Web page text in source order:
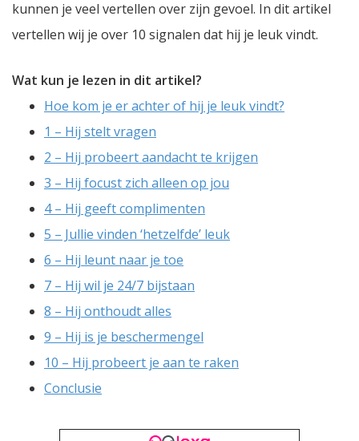
kunnen je veel vertellen over zijn gevoel. In dit artikel
vertellen wij je over 10 signalen dat hij je leuk vindt.
Wat kun je lezen in dit artikel?
Hoe kom je er achter of hij je leuk vindt?
1 – Hij stelt vragen
2 – Hij probeert aandacht te krijgen
3 – Hij focust zich alleen op jou
4 – Hij geeft complimenten
5 – Jullie vinden ‘hetzelfde’ leuk
6 – Hij leunt naar je toe
7 – Hij wil je 24/7 bijstaan
8 – Hij onthoudt alles
9 – Hij is je beschermengel
10 – Hij probeert je aan te raken
Conclusie